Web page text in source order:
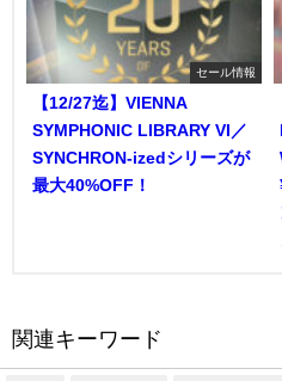
セール情報
【12/27迄】VIENNA
SYMPHONIC LIBRARY VI／
SYNCHRON-izedシリーズが
最大40%OFF！
関連キーワード